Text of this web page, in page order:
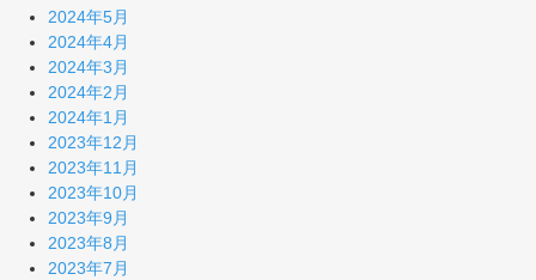
2024年5月
2024年4月
2024年3月
2024年2月
2024年1月
2023年12月
2023年11月
2023年10月
2023年9月
2023年8月
2023年7月